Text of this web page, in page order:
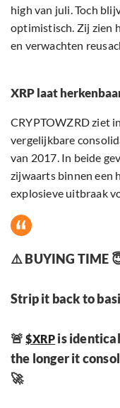
high van juli. Toch
optimistisch. Zij zien
en verwachten
XRP laat
CRYPTOWZRD ziet
vergelijkbare
van 2017. In beide
zijwaarts binnen een
explosieve uitbraak
⚠️ BUYING TIME
Strip it back to
🚨$XRP is
the longer it
🚀